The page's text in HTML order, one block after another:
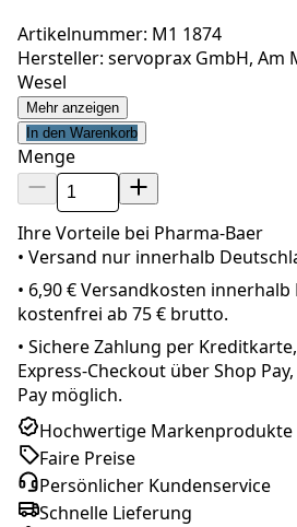
Artikelnummer: M1 1874
Hersteller: servoprax GmbH, Am
Wesel
Mehr anzeigen
In den Warenkorb
Menge
Ihre Vorteile bei Pharma-Baer
• Versand nur innerhalb
• 6,90 € Versandkosten innerhalb
kostenfrei ab 75 € brutto.
• Sichere Zahlung per
Express-Checkout über Shop
Pay möglich.
Hochwertige Markenprodukte
Faire Preise
Persönlicher Kundenservice
Schnelle Lieferung